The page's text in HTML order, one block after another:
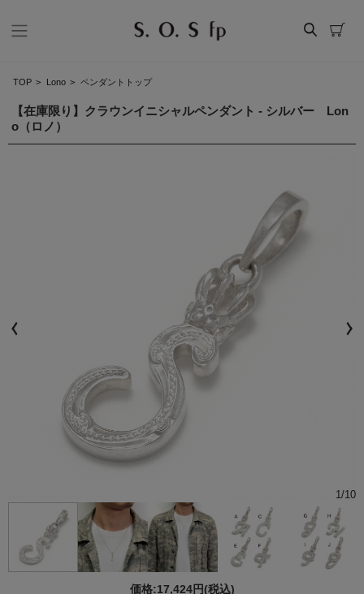
TOP > Lono > ペンダントトップ
【在庫限り】クラウンイニシャルペンダント - シルバー Lon
o（ロノ）
1/10
価格:17,424円(税込)